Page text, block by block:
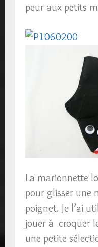
peur aux petits
La marionnette
pour glisser une
poignet. Je l’ai
jouer à croquer
une petite